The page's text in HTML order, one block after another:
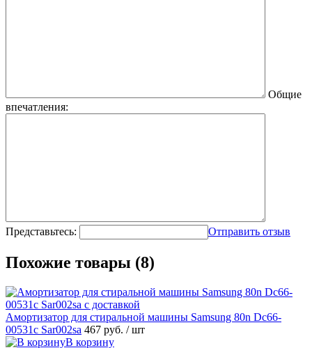
Общие
впечатления:
Представьтесь: Отправить отзыв
Похожие товары (8)
Амортизатор для стиральной машины Samsung 80n Dc66-
00531c Sar002sa 467 руб. / шт
В корзину